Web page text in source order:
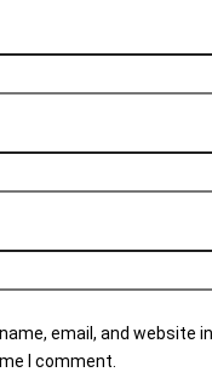
email, and website
I comment.